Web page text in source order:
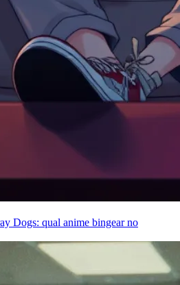
Dogs: qual anime bingear no